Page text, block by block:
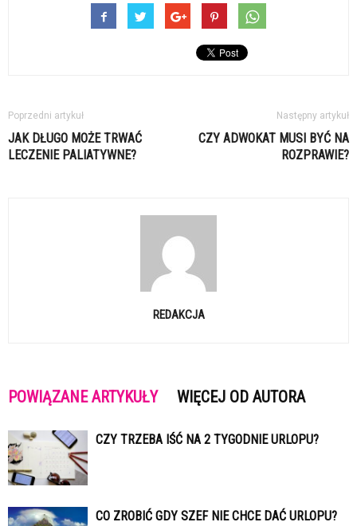
Poprzedni artykuł
JAK DŁUGO MOŻE TRWAĆ
LECZENIE PALIATYWNE?
Następny artykuł
CZY ADWOKAT MUSI BYĆ NA
ROZPRAWIE?
REDAKCJA
POWIĄZANE ARTYKUŁY WIĘCEJ OD AUTORA
CZY TRZEBA IŚĆ NA 2 TYGODNIE URLOPU?
CO ZROBIĆ GDY SZEF NIE CHCE DAĆ URLOPU?